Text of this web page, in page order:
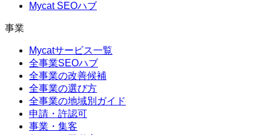
Mycat SEOハブ
事業
Mycatサービス一覧
全事業SEOハブ
全事業の改善候補
全事業の選び方
全事業の地域別ガイド
申請・許認可
事業・集客